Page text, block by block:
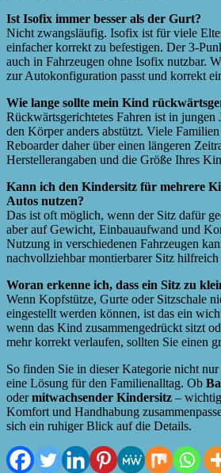
Ist Isofix immer besser als der Gurt?
Nicht zwangsläufig. Isofix ist für viele
einfacher korrekt zu befestigen. Der 3-
auch in Fahrzeugen ohne Isofix nutzbar.
zur Autokonfiguration passt und korrekt
Wie lange sollte mein Kind
Rückwärtsgerichtetes Fahren ist in jungen
den Körper anders abstützt. Viele
Reboarder daher über einen längeren
Herstellerangaben und die Größe Ihres
Kann ich den Kindersitz für mehrere
Autos nutzen?
Das ist oft möglich, wenn der Sitz dafür
aber auf Gewicht, Einbauaufwand und
Nutzung in verschiedenen Fahrzeugen
nachvollziehbar montierbarer Sitz hilfreich
Woran erkenne ich, dass ein Sitz zu
Wenn Kopfstütze, Gurte oder Sitzschale
eingestellt werden können, ist das ein
wenn das Kind zusammengedrückt sitzt
mehr korrekt verlaufen, sollten Sie einen
So finden Sie in dieser Kategorie nicht
eine Lösung für den Familienalltag. Ob
odermitwachsender Kindersitz –
Komfort und Handhabung
sich ein ruhiger Blick auf die Details.